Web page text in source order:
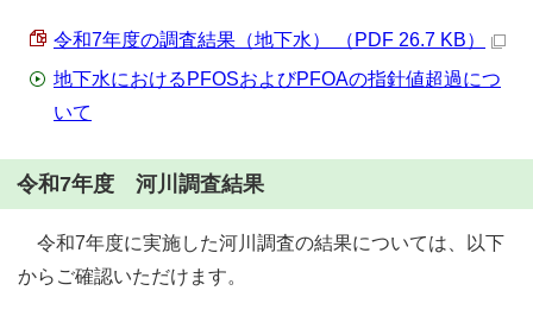
令和7年度の調査結果（地下水） （PDF 26.7 KB）
地下水におけるPFOSおよびPFOAの指針値超過につ
いて
令和7年度 河川調査結果
令和7年度に実施した河川調査の結果については、以下
からご確認いただけます。